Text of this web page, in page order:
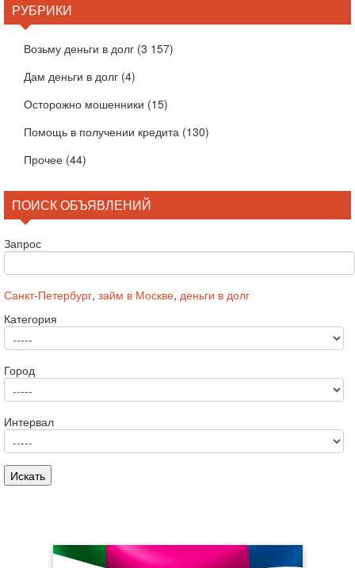
РУБРИКИ
Возьму деньги в долг (3 157)
Дам деньги в долг (4)
Осторожно мошенники (15)
Помощь в получении кредита (130)
Прочее (44)
ПОИСК ОБЪЯВЛЕНИЙ
Запрос
Санкт-Петербург, займ в Москве, деньги в долг
Категория
Город
Интервал